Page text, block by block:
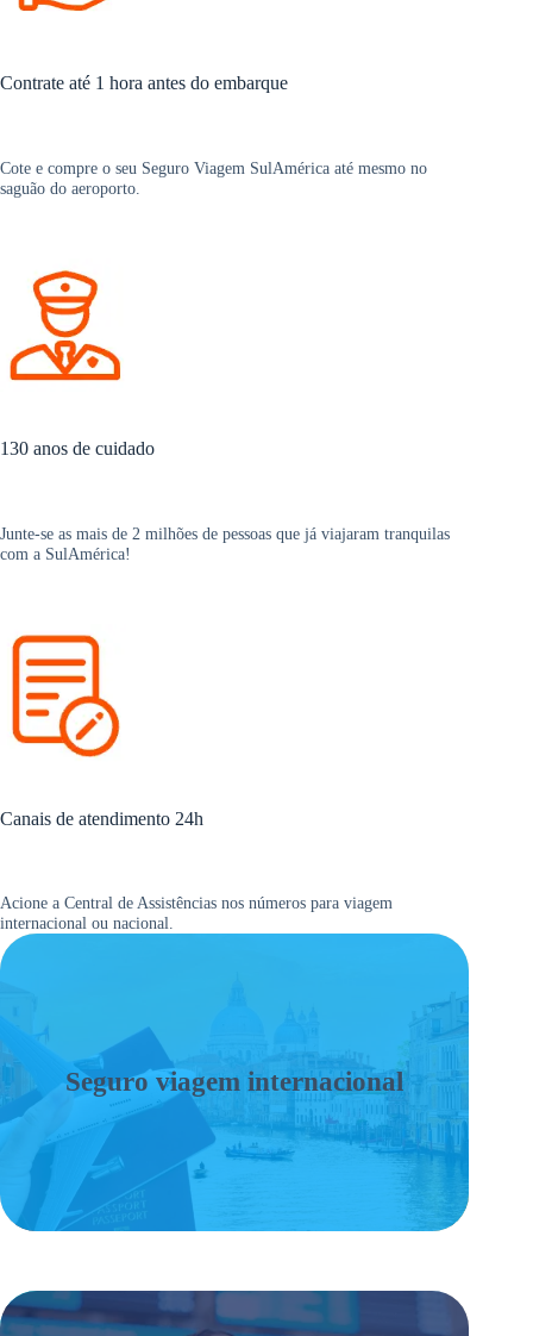
Contrate até 1 hora antes do embarque
Cote e compre o seu Seguro Viagem SulAmérica até mesmo no
saguão do aeroporto.
130 anos de cuidado
Junte-se as mais de 2 milhões de pessoas que já viajaram tranquilas
com a SulAmérica!
Canais de atendimento 24h
Acione a Central de Assistências nos números para viagem
internacional ou nacional.
Seguro viagem internacional